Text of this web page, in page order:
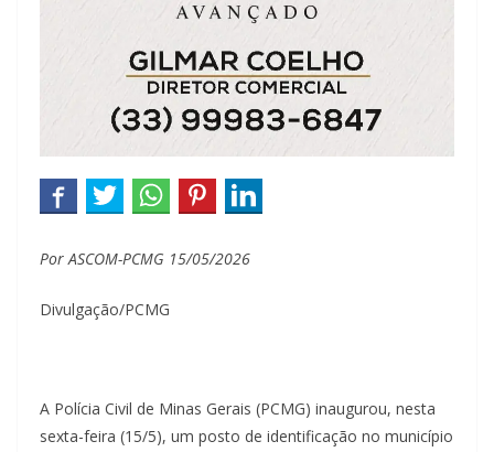
Por ASCOM-PCMG 15/05/2026
Divulgação/PCMG
A Polícia Civil de Minas Gerais (PCMG) inaugurou, nesta
sexta-feira (15/5), um posto de identificação no município